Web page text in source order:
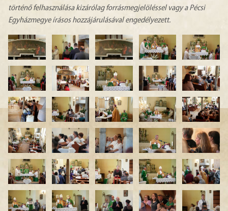
történő felhasználása kizárólag forrásmegjelöléssel vagy a Pécsi
Egyházmegye írásos hozzájárulásával engedélyezett.